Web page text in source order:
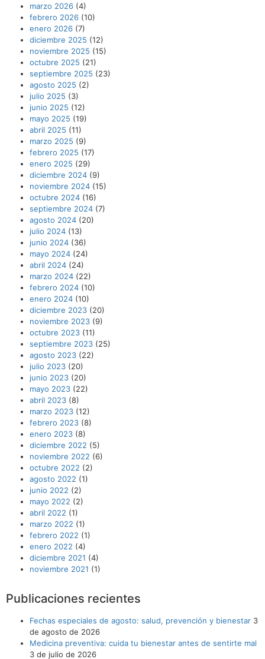
marzo 2026 (4)
febrero 2026 (10)
enero 2026 (7)
diciembre 2025 (12)
noviembre 2025 (15)
octubre 2025 (21)
septiembre 2025 (23)
agosto 2025 (2)
julio 2025 (3)
junio 2025 (12)
mayo 2025 (19)
abril 2025 (11)
marzo 2025 (9)
febrero 2025 (17)
enero 2025 (29)
diciembre 2024 (9)
noviembre 2024 (15)
octubre 2024 (16)
septiembre 2024 (7)
agosto 2024 (20)
julio 2024 (13)
junio 2024 (36)
mayo 2024 (24)
abril 2024 (24)
marzo 2024 (22)
febrero 2024 (10)
enero 2024 (10)
diciembre 2023 (20)
noviembre 2023 (9)
octubre 2023 (11)
septiembre 2023 (25)
agosto 2023 (22)
julio 2023 (20)
junio 2023 (20)
mayo 2023 (22)
abril 2023 (8)
marzo 2023 (12)
febrero 2023 (8)
enero 2023 (8)
diciembre 2022 (5)
noviembre 2022 (6)
octubre 2022 (2)
agosto 2022 (1)
junio 2022 (2)
mayo 2022 (2)
abril 2022 (1)
marzo 2022 (1)
febrero 2022 (1)
enero 2022 (4)
diciembre 2021 (4)
noviembre 2021 (1)
Publicaciones recientes
Fechas especiales de agosto: salud, prevención y bienestar 3
de agosto de 2026
Medicina preventiva: cuida tu bienestar antes de sentirte mal
3 de julio de 2026